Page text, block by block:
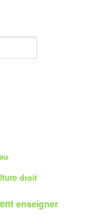
droit
enseigner